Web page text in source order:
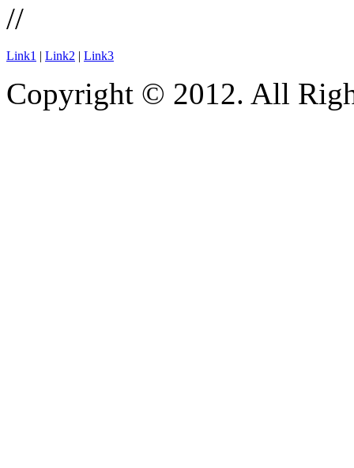
//
Link1 | Link2 | Link3
Copyright © 2012. All